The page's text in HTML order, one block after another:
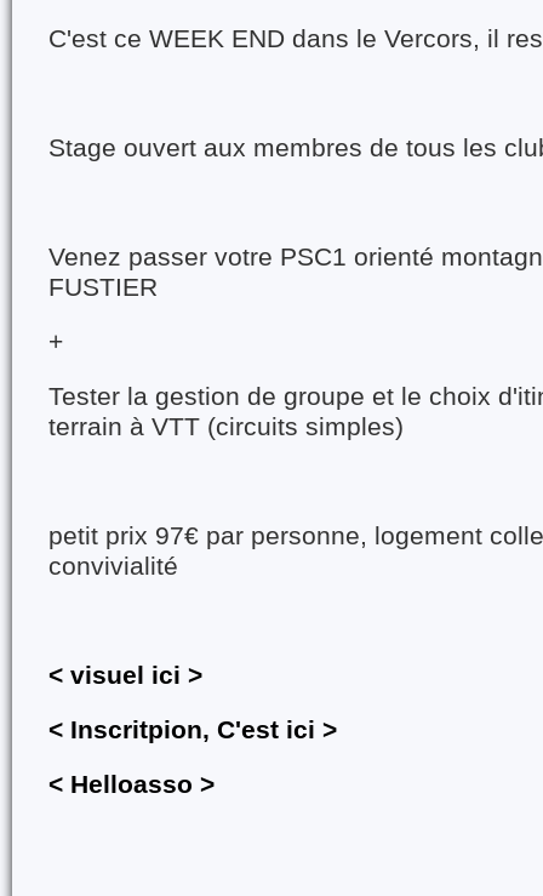
C'est ce WEEK END dans le Vercors, il
Stage ouvert aux membres de tous les
Venez passer votre PSC1 orienté
FUSTIER
+
Tester la gestion de groupe et le choix
terrain à VTT (circuits simples)
petit prix 97€ par personne, logement
convivialité
< visuel ici >
< Inscritpion, C'est ici >
< Helloasso >